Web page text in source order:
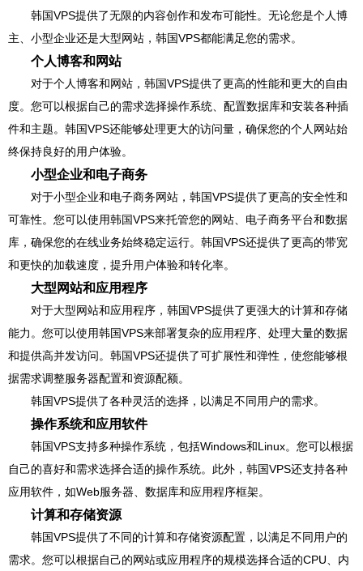
韩国VPS提供了无限的内容创作和发布可能性。无论您是个人博
主、小型企业还是大型网站，韩国VPS都能满足您的需求。
个人博客和网站
对于个人博客和网站，韩国VPS提供了更高的性能和更大的自由
度。您可以根据自己的需求选择操作系统、配置数据库和安装各种插
件和主题。韩国VPS还能够处理更大的访问量，确保您的个人网站始
终保持良好的用户体验。
小型企业和电子商务
对于小型企业和电子商务网站，韩国VPS提供了更高的安全性和
可靠性。您可以使用韩国VPS来托管您的网站、电子商务平台和数据
库，确保您的在线业务始终稳定运行。韩国VPS还提供了更高的带宽
和更快的加载速度，提升用户体验和转化率。
大型网站和应用程序
对于大型网站和应用程序，韩国VPS提供了更强大的计算和存储
能力。您可以使用韩国VPS来部署复杂的应用程序、处理大量的数据
和提供高并发访问。韩国VPS还提供了可扩展性和弹性，使您能够根
据需求调整服务器配置和资源配额。
韩国VPS提供了各种灵活的选择，以满足不同用户的需求。
操作系统和应用软件
韩国VPS支持多种操作系统，包括Windows和Linux。您可以根据
自己的喜好和需求选择合适的操作系统。此外，韩国VPS还支持各种
应用软件，如Web服务器、数据库和应用程序框架。
计算和存储资源
韩国VPS提供了不同的计算和存储资源配置，以满足不同用户的
需求。您可以根据自己的网站或应用程序的规模选择合适的CPU、内